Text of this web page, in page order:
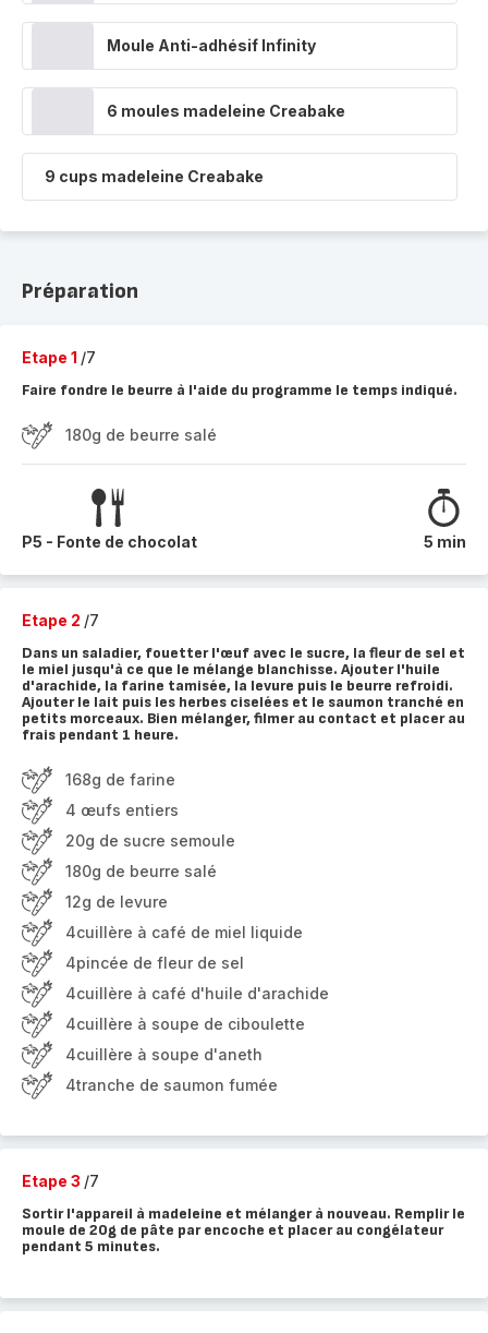
Moule Anti-adhésif Infinity
6 moules madeleine Creabake
9 cups madeleine Creabake
Préparation
Etape 1 /7
Faire fondre le beurre à l'aide du programme le temps indiqué.
180g de beurre salé
P5 - Fonte de chocolat 5 min
Etape 2 /7
Dans un saladier, fouetter l'œuf avec le sucre, la fleur de sel et
le miel jusqu'à ce que le mélange blanchisse. Ajouter l'huile
d'arachide, la farine tamisée, la levure puis le beurre refroidi.
Ajouter le lait puis les herbes ciselées et le saumon tranché en
petits morceaux. Bien mélanger, filmer au contact et placer au
frais pendant 1 heure.
168g de farine
4 œufs entiers
20g de sucre semoule
180g de beurre salé
12g de levure
4cuillère à café de miel liquide
4pincée de fleur de sel
4cuillère à café d'huile d'arachide
4cuillère à soupe de ciboulette
4cuillère à soupe d'aneth
4tranche de saumon fumée
Etape 3 /7
Sortir l'appareil à madeleine et mélanger à nouveau. Remplir le
moule de 20g de pâte par encoche et placer au congélateur
pendant 5 minutes.